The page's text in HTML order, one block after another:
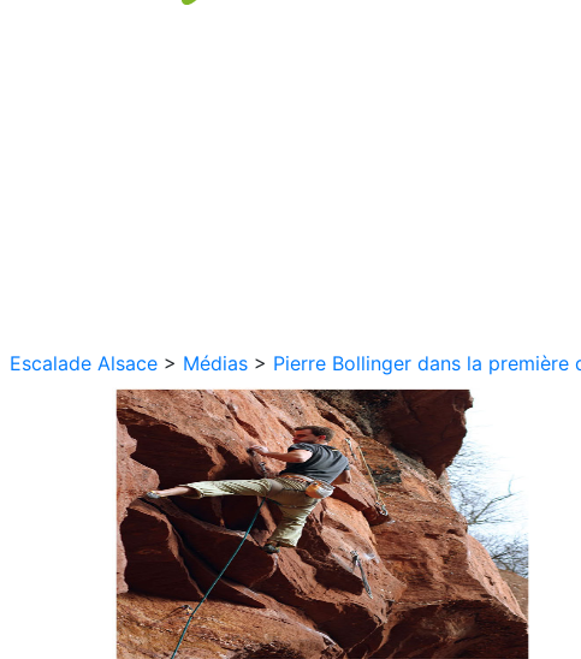
Escalade Alsace > Médias > Pierre Bollinger dans la